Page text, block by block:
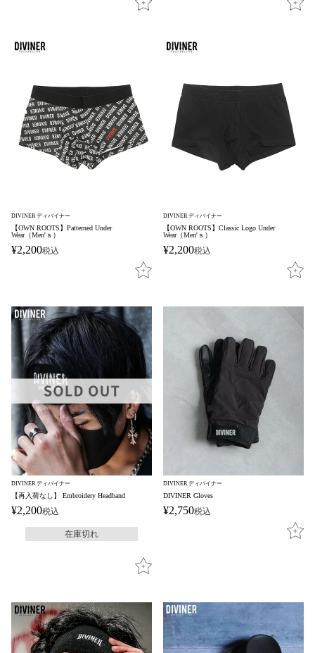
DIVINER ディバイナー
【OWN ROOTS】Patterned Under
Wear（Men'ｓ）
¥2,200税込
DIVINER ディバイナー
【OWN ROOTS】Classic Logo Under
Wear（Men'ｓ）
¥2,200税込
DIVINER ディバイナー
【再入荷なし】 Embroidery Headband
¥2,200税込
在庫切れ
DIVINER ディバイナー
DIVINER Gloves
¥2,750税込